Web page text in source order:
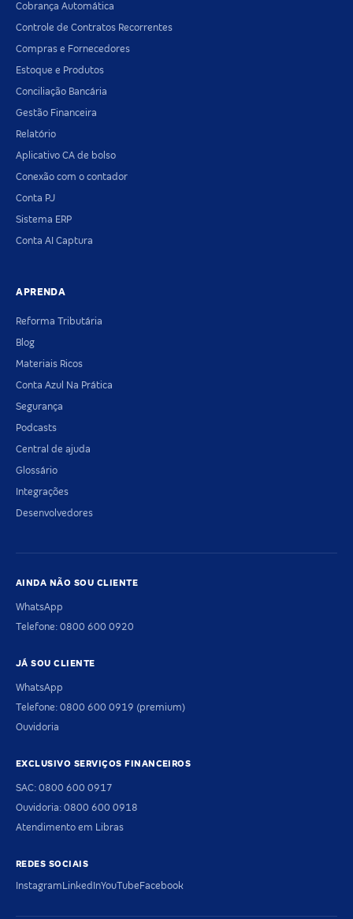
Cobrança Automática
Controle de Contratos Recorrentes
Compras e Fornecedores
Estoque e Produtos
Conciliação Bancária
Gestão Financeira
Relatório
Aplicativo CA de bolso
Conexão com o contador
Conta PJ
Sistema ERP
Conta AI Captura
APRENDA
Reforma Tributária
Blog
Materiais Ricos
Conta Azul Na Prática
Segurança
Podcasts
Central de ajuda
Glossário
Integrações
Desenvolvedores
AINDA NÃO SOU CLIENTE
WhatsApp
Telefone: 0800 600 0920
JÁ SOU CLIENTE
WhatsApp
Telefone: 0800 600 0919 (premium)
Ouvidoria
EXCLUSIVO SERVIÇOS FINANCEIROS
SAC: 0800 600 0917
Ouvidoria: 0800 600 0918
Atendimento em Libras
REDES SOCIAIS
InstagramLinkedInYouTubeFacebook